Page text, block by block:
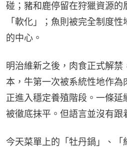
碰；豬和鹿停留在狩獵資源的
「軟化」；魚則被完全制度
的中心。
明治維新之後，肉食正式解禁
本，牛第一次被系統性地作為
正進入穩定養殖階段。一條延
被徹底抹平。但語言並沒有跟
今天菜單上的「牡丹鍋」、「